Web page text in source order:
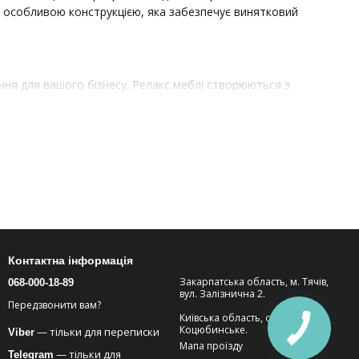
конструкцією, яка забезпечує винятковий
для вашого бізнесу. Релакс меблі створюються з
закладів:
Контактна інформація
068-000-18-89
Передзвонити вам?
Viber — тільки для переписки
Telegram — тільки для
Закарпатська область, м. Тячів,
вул. Залізнична 2.
Київська область, смт.
Коцюбинське.
Мапа проїзду